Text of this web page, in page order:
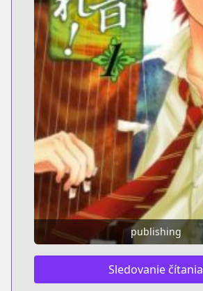
publishing
Sledovanie čítania